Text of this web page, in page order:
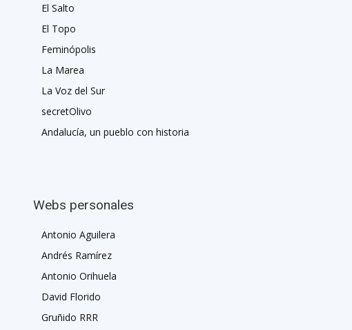
El Salto
El Topo
Feminópolis
La Marea
La Voz del Sur
secretOlivo
Andalucía, un pueblo con historia
Webs personales
Antonio Aguilera
Andrés Ramírez
Antonio Orihuela
David Florido
Gruñido RRR